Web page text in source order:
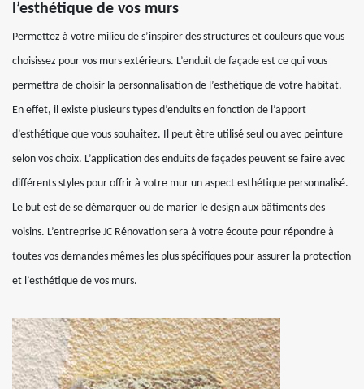
l’esthétique de vos murs
Permettez à votre milieu de s’inspirer des structures et couleurs que vous
choisissez pour vos murs extérieurs. L’enduit de façade est ce qui vous
permettra de choisir la personnalisation de l’esthétique de votre habitat.
En effet, il existe plusieurs types d’enduits en fonction de l’apport
d’esthétique que vous souhaitez. Il peut être utilisé seul ou avec peinture
selon vos choix. L’application des enduits de façades peuvent se faire avec
différents styles pour offrir à votre mur un aspect esthétique personnalisé.
Le but est de se démarquer ou de marier le design aux bâtiments des
voisins. L’entreprise JC Rénovation sera à votre écoute pour répondre à
toutes vos demandes mêmes les plus spécifiques pour assurer la protection
et l’esthétique de vos murs.